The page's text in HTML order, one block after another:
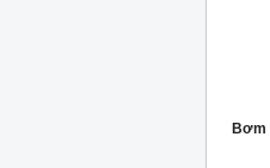
Bơm